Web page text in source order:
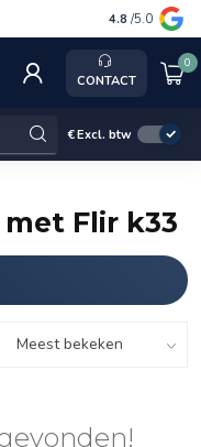
Service,
4.8 /5.0
CONTACT
0
€Excl. btw
Flir k33